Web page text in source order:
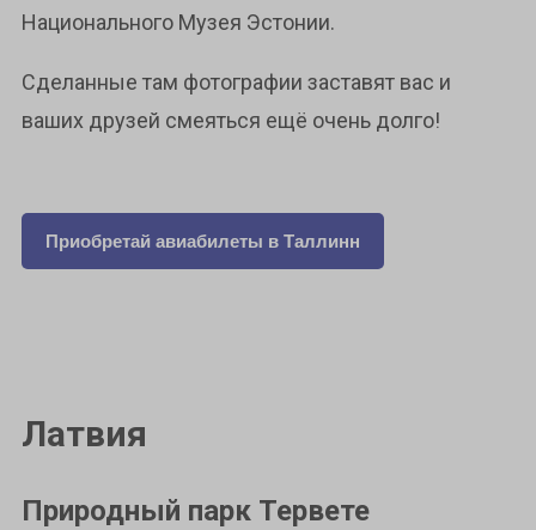
Национального Музея Эстонии.
Сделанные там фотографии заставят вас и
ваших друзей смеяться ещё очень долго!
Приобретай авиабилеты в Таллинн
Латвия
Природный парк Тервете